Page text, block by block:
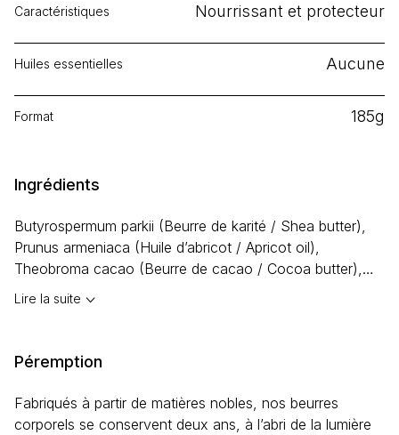
Caractéristiques Nourrissant et protecteur
Huiles essentielles Aucune
Format 185g
Ingrédients
Butyrospermum parkii (Beurre de karité / Shea butter),
Prunus armeniaca (Huile d’abricot / Apricot oil),
Theobroma cacao (Beurre de cacao / Cocoa butter),
Cocos nucifera
jojoba / Jojoba oil),
Argan oil), Miel / Honey, Extrait de pépins de Citrus
paradisi (Pamplemousse / Grapefruit) seed extract,
Vitamine E / Vitamin E.
Lire la suite
Péremption
Fabriqués à partir de matières nobles, nos beurres
corporels se conservent deux ans, à l’abri de la lumière